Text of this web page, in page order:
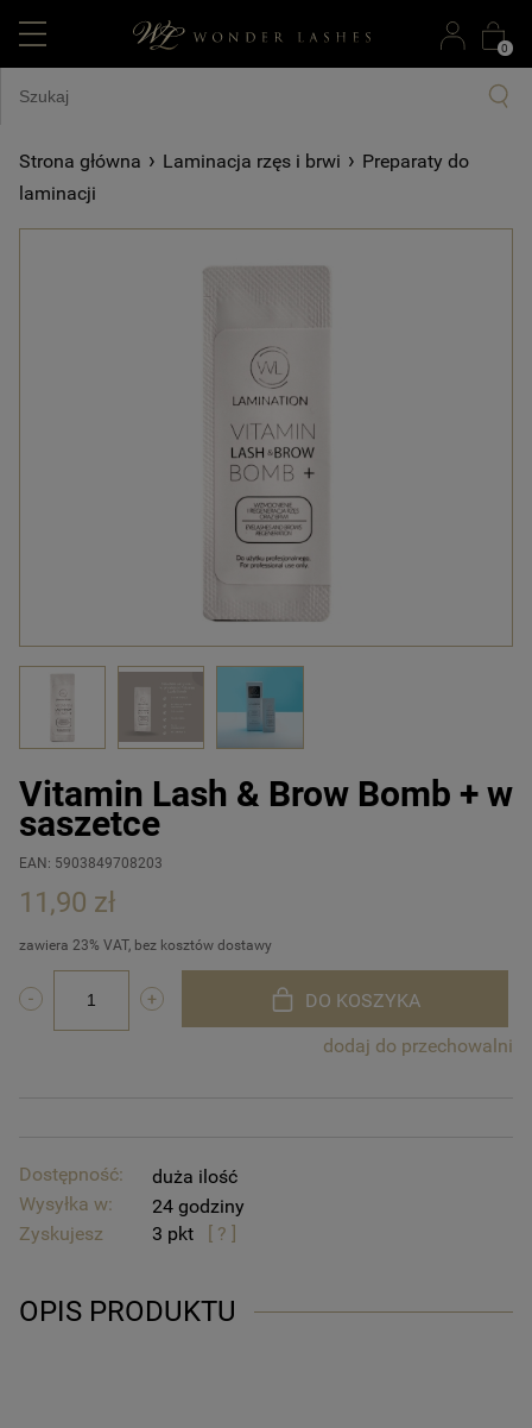
0
Strona główna › Laminacja rzęs i brwi › Preparaty do
laminacji
Vitamin Lash & Brow Bomb + w
saszetce
EAN: 5903849708203
11,90 zł
zawiera 23% VAT, bez kosztów dostawy
DO KOSZYKA
dodaj do przechowalni
Dostępność:
duża ilość
Wysyłka w:
24 godziny
Zyskujesz
3 [ ? ]
OPIS PRODUKTU